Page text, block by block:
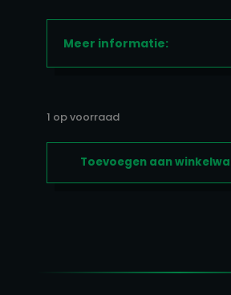
Meer informatie:
1 op voorraad
Toevoegen aan